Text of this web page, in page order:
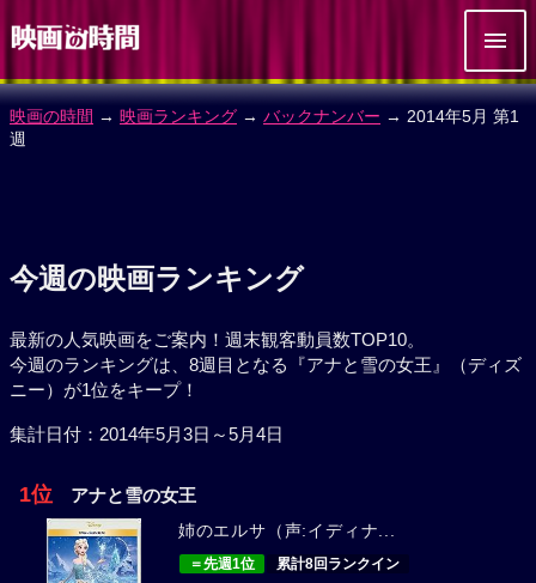
映画の時間 → 映画ランキング → バックナンバー → 2014年5月 第1
週
今週の映画ランキング
最新の人気映画をご案内！週末観客動員数TOP10。
今週のランキングは、8週目となる『アナと雪の女王』（ディズ
ニー）が1位をキープ！
集計日付：2014年5月3日～5月4日
1位 アナと雪の女王
姉のエルサ（声:イディナ...
＝先週1位 累計8回ランクイン